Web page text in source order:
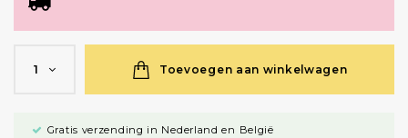
1 Toevoegen aan winkelwagen
Gratis verzending in Nederland en België